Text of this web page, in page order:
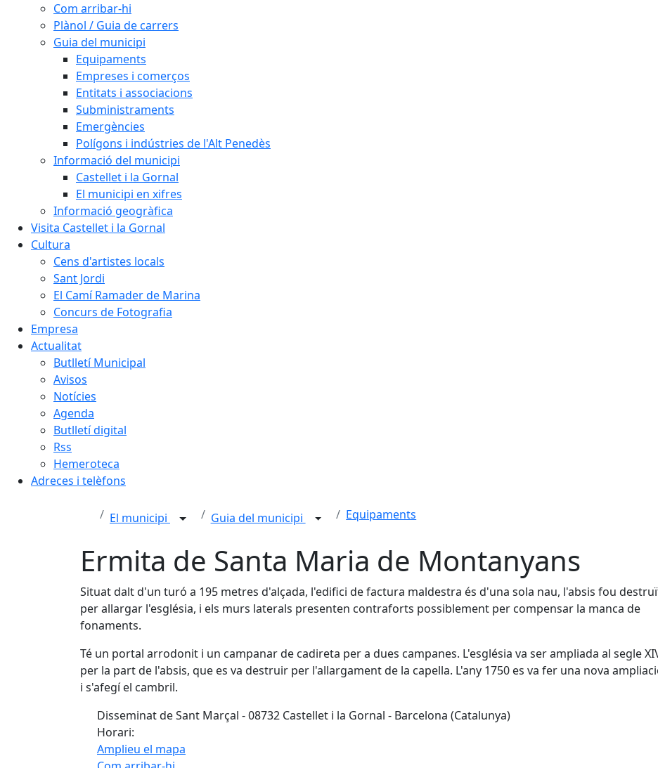
Com arribar-hi
Plànol / Guia de carrers
Guia del municipi
Equipaments
Empreses i comerços
Entitats i associacions
Subministraments
Emergències
Polígons i indústries de l'Alt Penedès
Informació del municipi
Castellet i la Gornal
El municipi en xifres
Informació geogràfica
Visita Castellet i la Gornal
Cultura
Cens d'artistes locals
Sant Jordi
El Camí Ramader de Marina
Concurs de Fotografia
Empresa
Actualitat
Butlletí Municipal
Avisos
Notícies
Agenda
Butlletí digital
Rss
Hemeroteca
Adreces i telèfons
El municipi Guia del municipi Equipaments
Ermita de Santa Maria de Montanyans
Situat dalt d'un turó a 195 metres d'alçada, l'edifici de factura maldestra és d'una sola nau, l'absis fou
per allargar l'església, i els murs laterals presenten contraforts possiblement per compensar la manca de
fonaments.
Té un portal arrodonit i un campanar de cadireta per a dues campanes. L'església va ser ampliada al segle
per la part de l'absis, que es va destruir per l'allargament de la capella. L'any 1750 es va fer una nova
i s'afegí el cambril.
Disseminat de Sant Marçal - 08732 Castellet i la Gornal - Barcelona (Catalunya)
Horari:
Amplieu el mapa